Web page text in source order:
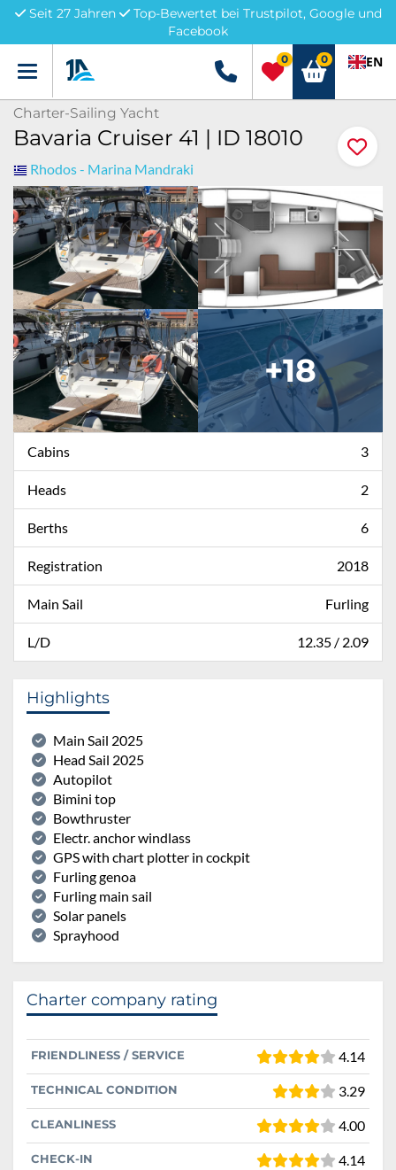
Seit 27 Jahren
Top-Bewertet bei Trustpilot, Google und
Facebook
Menü +49 5741 3222690
0 0 EN
Charter-Sailing Yacht
Bavaria Cruiser 41 | ID 18010
Rhodos - Marina Mandraki
+18
Cabins 3
Heads 2
Berths 6
Registration 2018
Main Sail Furling
L/D 12.35 / 2.09
Highlights
Main Sail 2025
Head Sail 2025
Autopilot
Bimini top
Bowthruster
Electr. anchor windlass
GPS with chart plotter in cockpit
Furling genoa
Furling main sail
Solar panels
Sprayhood
Charter company rating
FRIENDLINESS / SERVICE 4.14
TECHNICAL CONDITION 3.29
CLEANLINESS 4.00
CHECK-IN 4.14